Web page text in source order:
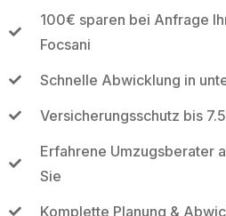
100€ sparen bei Anfrage
Focsani
Schnelle Abwicklung in
Versicherungsschutz bis
Erfahrene Umzugsberater
Sie
Komplette Planung &